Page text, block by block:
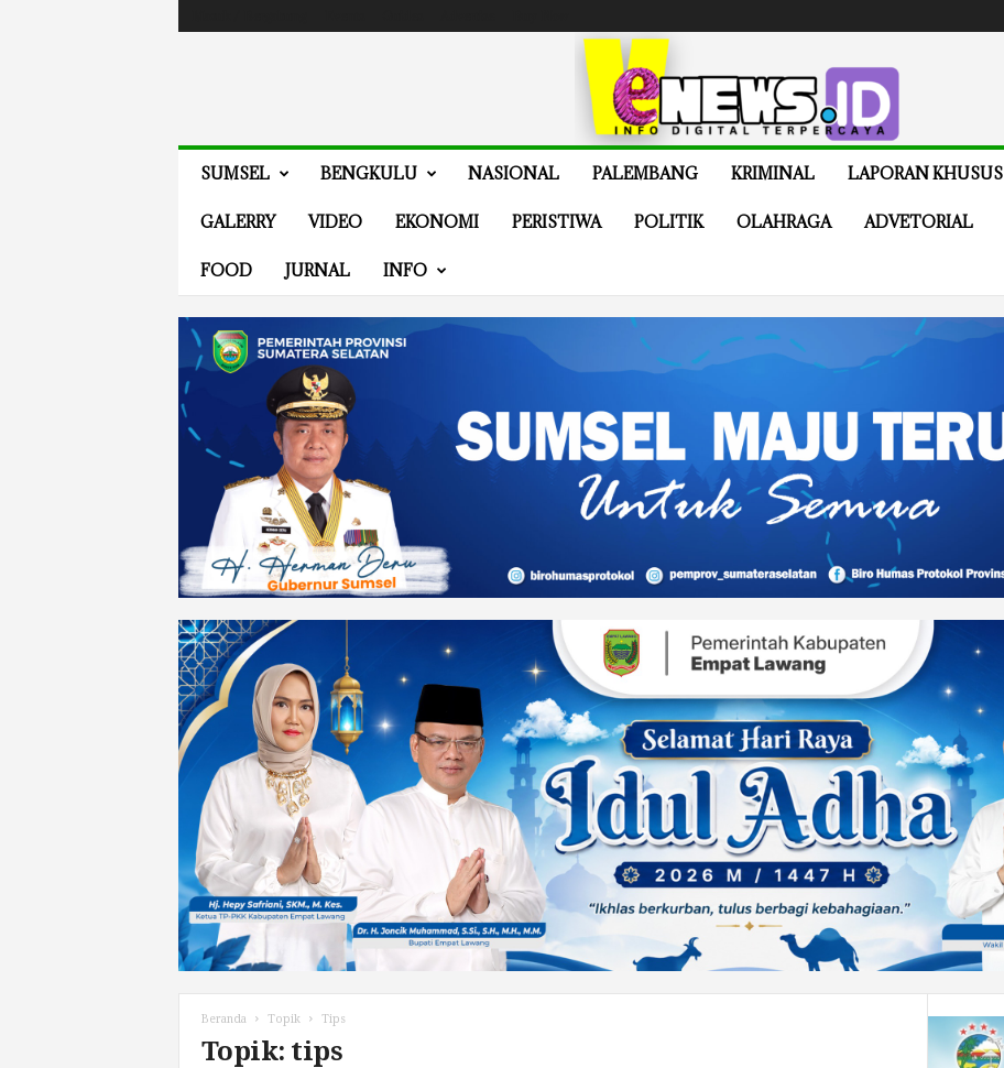
SUMSEL BENGKULU NASIONAL PALEMBANG KRIMINAL LAPORAN KHUSUS
GALERRY VIDEO EKONOMI PERISTIWA POLITIK OLAHRAGA ADVETORIAL
FOOD JURNAL INFO
Beranda Topik Tips
Topik: tips